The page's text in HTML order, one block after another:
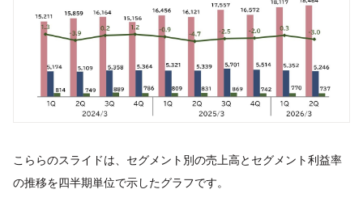
こららのスライドは、セグメント別の売上高とセグメント利益率
の推移を四半期単位で示したグラフです。